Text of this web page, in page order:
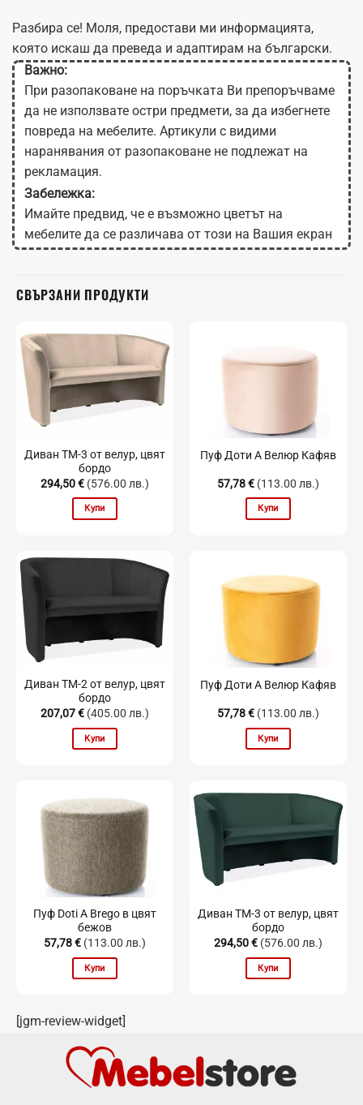
Разбира се! Моля, предостави ми информацията,
която искаш да преведа и адаптирам на български.
Важно:
При разопаковане на поръчката Ви препоръчваме
да не използвате остри предмети, за да избегнете
повреда на мебелите. Артикули с видими
наранявания от разопаковане не подлежат на
рекламация.
Забележка:
Имайте предвид, че е възможно цветът на
мебелите да се различава от този на Вашия екран
в зависимост от настройките на монитора.
СВЪРЗАНИ ПРОДУКТИ
Диван TM-3 от велур, цвят
бордо
294,50€ (576.00 лв.)
Купи
Пуф Доти А Велюр Кафяв
57,78€ (113.00 лв.)
Купи
Диван TM-2 от велур, цвят
бордо
207,07€ (405.00 лв.)
Купи
Пуф Доти А Велюр Кафяв
57,78€ (113.00 лв.)
Купи
Пуф Doti A Brego в цвят
бежов
57,78€ (113.00 лв.)
Купи
Диван TM-3 от велур, цвят
бордо
294,50€ (576.00 лв.)
Купи
[jgm-review-widget]